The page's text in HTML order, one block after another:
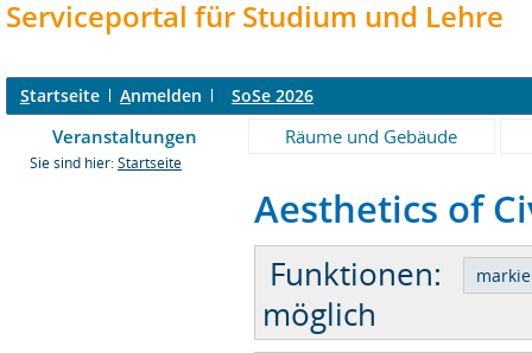
Serviceportal für Studium und Lehre
Startseite Anmelden SoSe 2026
Veranstaltungen Räume und Gebäude
Sie sind hier: Startseite
Aesthetics of
Funktionen:
möglich